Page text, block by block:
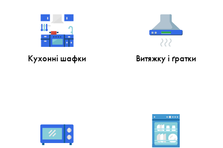
Кухонні шафки Витяжку і ґратки